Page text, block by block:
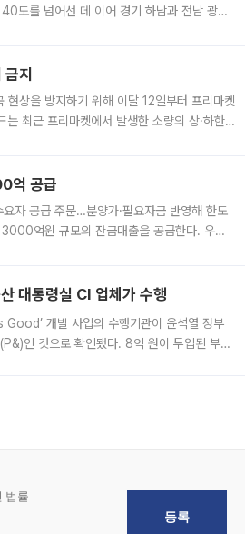
도를 넘어선 데 이어 경기 하남과 전남 광양
지
현상을 방지하기 위해 이달 12일부터 프리마켓
최근 프리마켓에서 발생한 소량의 상·하한
억 공급
자 공급 주문…분양가·필요자금 반영해 한도
억원 규모의 잔금대출을 공급한다. 우리
대통령실 CI 업체가 수행
개발 사업의 수행기관이 윤석열 정부
인 것으로 확인됐다. 8억 원이 투입된 부산